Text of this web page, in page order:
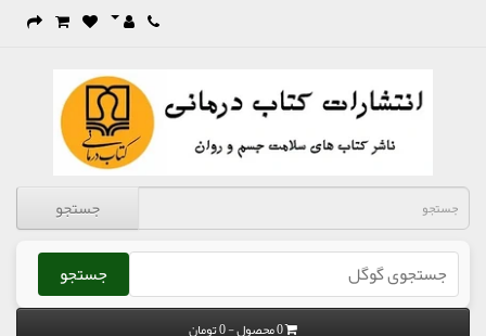
جستجو
جستجو
0 محصول - 0 تومان